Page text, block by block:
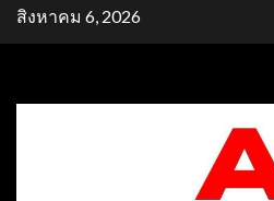
Skipสิงหาคม 6, 2026